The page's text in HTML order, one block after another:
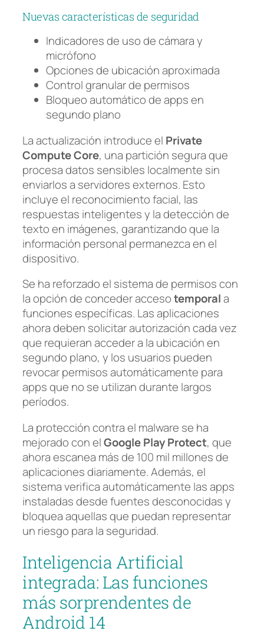
Nuevas características de seguridad
Indicadores de uso de cámara y
micrófono
Opciones de ubicación aproximada
Control granular de permisos
Bloqueo automático de apps en
segundo plano
La actualización introduce el Private
Compute Core, una partición segura que
procesa datos sensibles localmente sin
enviarlos a servidores externos. Esto
incluye el reconocimiento facial, las
respuestas inteligentes y la detección de
texto en imágenes, garantizando que la
información personal permanezca en el
dispositivo.
Se ha reforzado el sistema de permisos con
la opción de conceder accesotemporala
funciones específicas. Las aplicaciones
ahora deben solicitar autorización cada vez
que requieran acceder a la ubicación en
segundo plano, y los usuarios pueden
revocar permisos automáticamente para
apps que no se utilizan durante largos
períodos.
La protección contra el malware se ha
mejorado con elGoogle Play Protect, que
ahora escanea más de 100 mil millones de
aplicaciones diariamente. Además, el
sistema verifica automáticamente las apps
instaladas desde fuentes desconocidas y
bloquea aquellas que puedan representar
un riesgo para la seguridad.
Inteligencia Artificial
integrada: Las funciones
más sorprendentes de
Android 14